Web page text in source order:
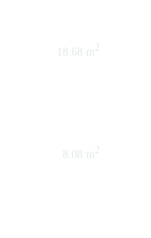
18.68 m 2
8.08 m2